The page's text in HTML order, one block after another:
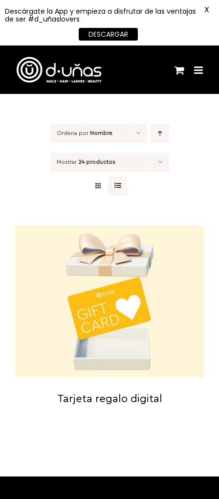
contenido
Ordena por Nombre
Mostrar 24 productos
Tarjeta regalo digital
Descárgate la App y empieza a disfrutar de las ventajas
de ser #d_uñaslovers
DESCARGAR
X